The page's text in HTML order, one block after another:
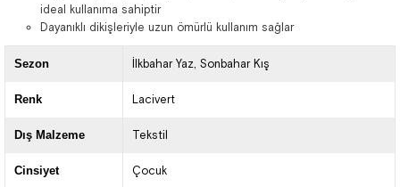
ideal kullanıma sahiptir
Dayanıklı dikişleriyle uzun ömürlü kullanım sağlar
Sezon İlkbahar Yaz Sonbahar Kış
Renk Lacivert
Dış Malzeme Tekstil
Cinsiyet Çocuk